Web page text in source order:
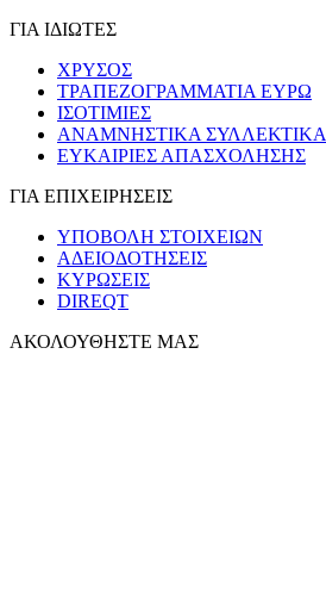
ΓΙΑ ΙΔΙΩΤΕΣ
ΧΡΥΣΟΣ
ΤΡΑΠΕΖΟΓΡΑΜΜΑΤΙΑ ΕΥΡΩ
ΙΣΟΤΙΜΙΕΣ
ΑΝΑΜΝΗΣΤΙΚΑ ΣΥΛΛΕΚΤΙΚΑ
ΕΥΚΑΙΡΙΕΣ ΑΠΑΣΧΟΛΗΣΗΣ
ΓΙΑ ΕΠΙΧΕΙΡΗΣΕΙΣ
ΥΠΟΒΟΛΗ ΣΤΟΙΧΕΙΩΝ
ΑΔΕΙΟΔΟΤΗΣΕΙΣ
ΚΥΡΩΣΕΙΣ
DIREQT
ΑΚΟΛΟΥΘΗΣΤΕ ΜΑΣ